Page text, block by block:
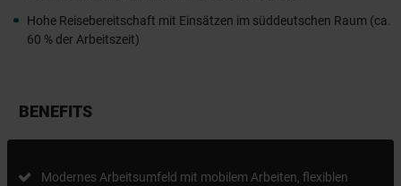
Hohe Reisebereitschaft mit Einsätzen im süddeutschen Raum (ca.
60 % der Arbeitszeit)
BENEFITS
Modernes Arbeitsumfeld mit mobilem Arbeiten, flexiblen